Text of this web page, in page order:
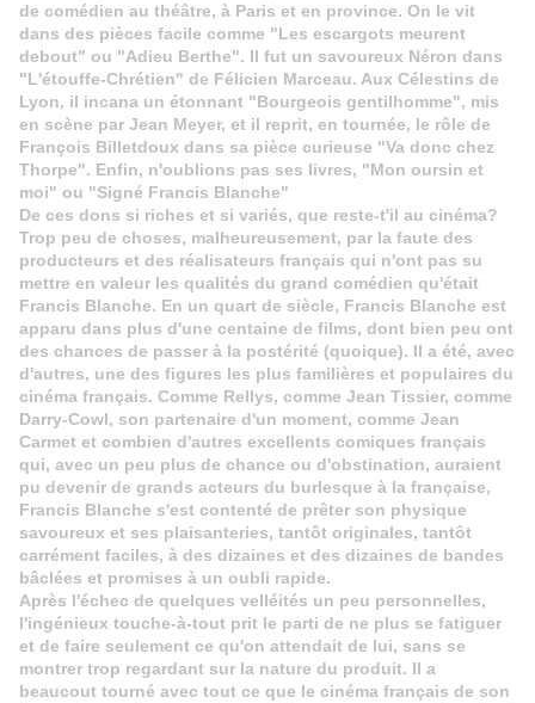
de comédien au théâtre, à Paris et en province. On le vit
dans des pièces facile comme "Les escargots meurent
debout" ou "Adieu Berthe". Il fut un savoureux Néron dans
"L'étouffe-Chrétien" de Félicien Marceau. Aux Célestins de
Lyon, il incana un étonnant "Bourgeois gentilhomme", mis
en scène par Jean Meyer, et il reprit, en tournée, le rôle de
François Billetdoux dans sa pièce curieuse "Va donc chez
Thorpe". Enfin, n'oublions pas ses livres, "Mon oursin et
moi" ou "Signé Francis Blanche"
De ces dons si riches et si variés, que reste-t'il au cinéma?
Trop peu de choses, malheureusement, par la faute des
producteurs et des réalisateurs français qui n'ont pas su
mettre en valeur les qualités du grand comédien qu'était
Francis Blanche. En un quart de siècle, Francis Blanche est
apparu dans plus d'une centaine de films, dont bien peu ont
des chances de passer à la postérité (quoique). Il a été, avec
d'autres, une des figures les plus familières et populaires du
cinéma français. Comme Rellys, comme Jean Tissier, comme
Darry-Cowl, son partenaire d'un moment, comme Jean
Carmet et combien d'autres excellents comiques français
qui, avec un peu plus de chance ou d'obstination, auraient
pu devenir de grands acteurs du burlesque à la française,
Francis Blanche s'est contenté de prêter son physique
savoureux et ses plaisanteries, tantôt originales, tantôt
carrément faciles, à des dizaines et des dizaines de bandes
bâclées et promises à un oubli rapide.
Après l'échec de quelques velléités un peu personnelles,
l'ingénieux touche-à-tout prit le parti de ne plus se fatiguer
et de faire seulement ce qu'on attendait de lui, sans se
montrer trop regardant sur la nature du produit. Il a
beaucout tourné avec tout ce que le cinéma français de son